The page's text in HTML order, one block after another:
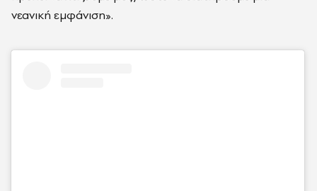
νεανική εμφάνιση».